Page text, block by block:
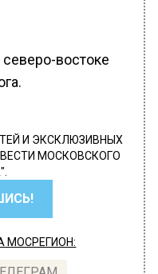
северо-востоке
И ЭКСКЛЮЗИВНЫХ
МОСКОВСКОГО
МОСРЕГИОН: